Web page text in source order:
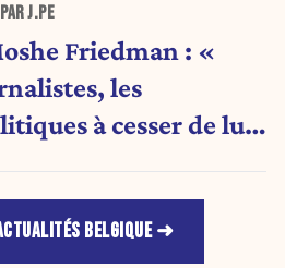
J.PE
Friedman : «
les
à cesser de lui
BELGIQUE